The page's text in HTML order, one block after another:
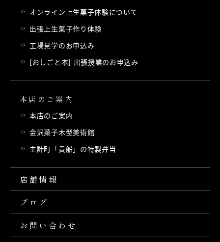
オンライン上生菓子体験について
出張上生菓子作り体験
工場見学のお申込み
[おしごと本] 出張授業のお申込み
本店のご案内
本店のご案内
金沢菓子木型美術館
主計町「貴船」の特製弁当
店舗情報
ブログ
お問い合わせ